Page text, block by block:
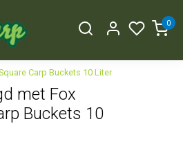
0
Carp Buckets 10 Liter
met Fox
Buckets 10